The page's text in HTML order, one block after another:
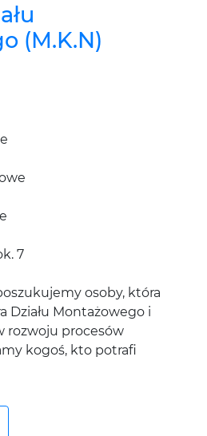
(M.K.N)
7
osoby, która
Działu Montażowego i
rozwoju procesów
kogoś, kto potrafi